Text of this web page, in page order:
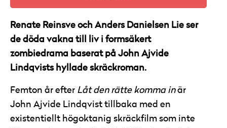
Renate Reinsve och Anders Danielsen Lie ser
de döda vakna till liv i formsäkert
zombiedrama baserat på John Ajvide
Lindqvists hyllade skräckroman.
Femton år efter Låt den rätte komma inär
John Ajvide Lindqvist tillbaka med en
existentiellt högoktanig skräckfilm som inte